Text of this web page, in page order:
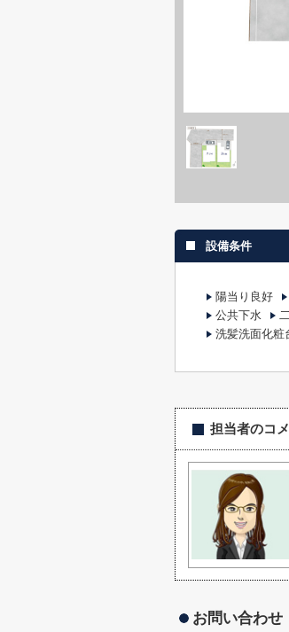
設備条件
陽当り良好
公共下水
洗髪洗面化粧
担当者のコ
お問い合わせ